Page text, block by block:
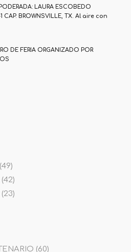
LAURA ESCOBEDO
CAP. BROWNSVILLE, TX. Al aire con
DE FERIA ORGANIZADO POR
(49)
(23)
(60)